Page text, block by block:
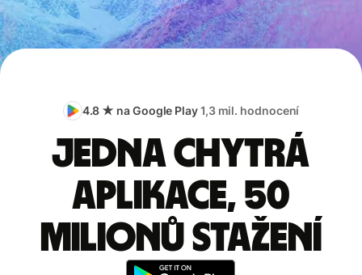
4.8 ★ na Google Play1,3 mil. hodnocení
Jedna chytrá
aplikace, 50
milionů stažení